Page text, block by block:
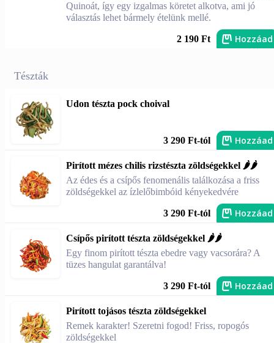
Quinoát, így egy izgalmas köretet alkotva, ami jó
választás lehet bármely ételünk mellé.
2 190 Ft Hozzáad
Tészták
Udon tészta pock choival
3 290 Ft-tól Hozzáad
Pirított mézes chilis rizstészta zöldségekkel 🌶️🌶️
Az édes és a csípős fenomenális találkozása a friss
zöldségekkel az ízlelőbimbóid kényekedvére
3 290 Ft-tól Hozzáad
Csípős pirított tészta zöldségekkel 🌶️🌶️
Egy finom pirított tészta ebedre vagy vacsorára? A
tüzes hangulat garantálva!
3 290 Ft-tól Hozzáad
Pirított tojásos tészta zöldségekkel
Remek karakter! Szeretni fogod! Friss, ropogós
zöldségekkel